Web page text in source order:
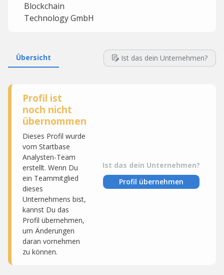
Blockchain
Technology GmbH
Übersicht Ist das dein Unternehmen?
Profil ist
noch nicht
übernommen
Dieses Profil wurde
vom Startbase
Analysten-Team
erstellt. Wenn Du
ein Teammitglied
dieses
Unternehmens bist,
kannst Du das
Profil übernehmen,
um Änderungen
daran vornehmen
zu können.
Ist das dein Unternehmen?
Profil übernehmen